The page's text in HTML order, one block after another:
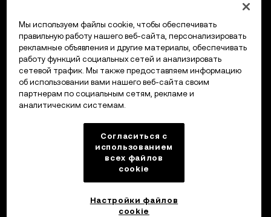
Мы используем файлы cookie, чтобы обеспечивать
правильную работу нашего веб-сайта, персонализировать
рекламные объявления и другие материалы, обеспечивать
работу функций социальных сетей и анализировать
сетевой трафик. Мы также предоставляем информацию
об использовании вами нашего веб-сайта своим
партнерам по социальным сетям, рекламе и
аналитическим системам.
Согласиться с
использованием
всех файлов
cookie
Настройки файлов
cookie